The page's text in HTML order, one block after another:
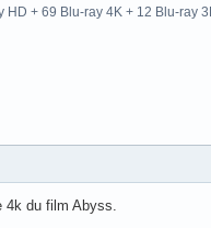
HD + 69 Blu-ray 4K + 12 Blu-ray
du film Abyss.